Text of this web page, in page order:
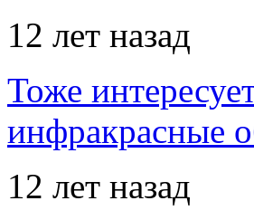
12 лет назад
Тоже
инфракрасные
12 лет назад